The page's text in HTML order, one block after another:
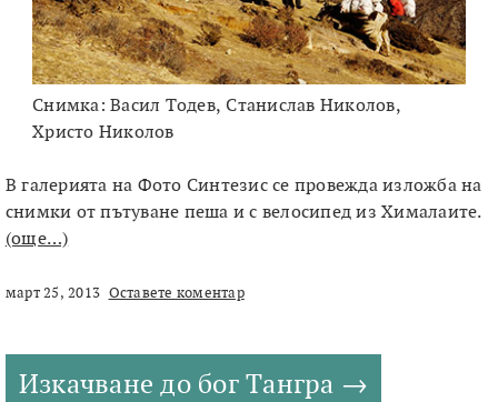
Снимка: Васил Тодев, Станислав Николов,
Христо Николов
В галерията на Фото Синтезис се провежда изложба на
снимки от пътуване пеша и с велосипед из Хималаите.
(още…)
март 25, 2013 Оставете коментар
Изкачване до бог Тангра